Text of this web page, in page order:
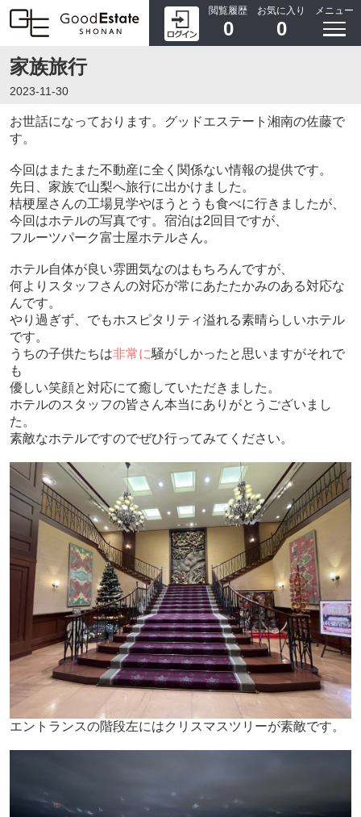
閲覧履歴
0
お気に入り
0
メニュー
家族旅行
2023-11-30
お世話になっております。グッドエステート湘南の佐藤で
す。
今回はまたまた不動産に全く関係ない情報の提供です。
先日、家族で山梨へ旅行に出かけました。
桔梗屋さんの工場見学やほうとうも食べに行きましたが、
今回はホテルの写真です。宿泊は2回目ですが、
フルーツパーク富士屋ホテルさん。
ホテル自体が良い雰囲気なのはもちろんですが、
何よりスタッフさんの対応が常にあたたかみのある対応な
んです。
やり過ぎず、でもホスピタリティ溢れる素晴らしいホテル
です。
うちの子供たちは非常に騒がしかったと思いますがそれで
も
優しい笑顔と対応にて癒していただきました。
ホテルのスタッフの皆さん本当にありがとうございまし
た。
素敵なホテルですのでぜひ行ってみてください。
エントランスの階段左にはクリスマスツリーが素敵です。